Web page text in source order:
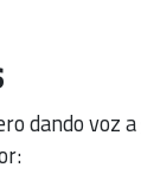
dando voz